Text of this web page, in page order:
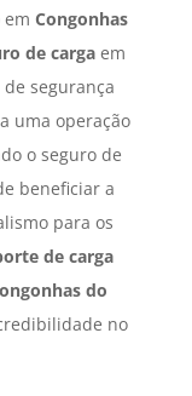
Congonhas
de cargaem
segurança
uma operação
o seguro de
beneficiar a
para os
de carga
do
no